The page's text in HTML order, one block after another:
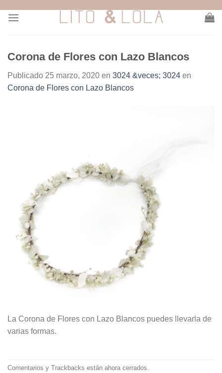
Corona de Flores con Lazo Blancos
Publicado 25 marzo, 2020 en 3024 &veces; 3024 en
Corona de Flores con Lazo Blancos
La Corona de Flores con Lazo Blancos puedes llevarla de
varias formas.
Comentarios y Trackbacks están ahora cerrados.